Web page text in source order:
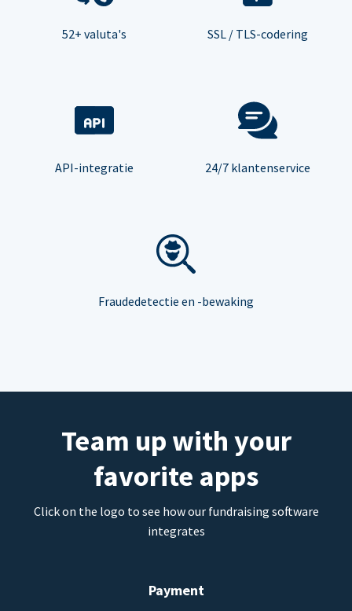
52+ valuta's SSL / TLS-codering
API-integratie 24/7 klantenservice
Fraudedetectie en -bewaking
Team up with your
favorite apps
Click on the logo to see how our fundraising software
integrates
Payment